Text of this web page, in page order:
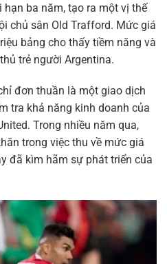
hạn ba năm, tạo ra một vị thế
chủ sân Old Trafford. Mức giá
bảng cho thấy tiềm năng và
trẻ người Argentina.
đơn thuần là một giao dịch
tra khả năng kinh doanh của
Trong nhiều năm qua,
trong việc thu về mức giá
đã kìm hãm sự phát triển của